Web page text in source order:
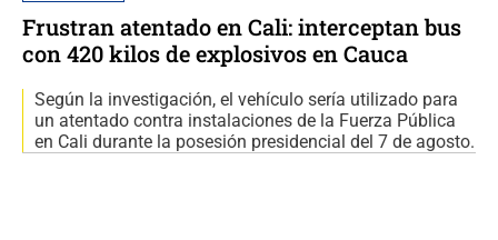
Frustran atentado en Cali: interceptan bus
con 420 kilos de explosivos en Cauca
Según la investigación, el vehículo sería utilizado para
un atentado contra instalaciones de la Fuerza Pública
en Cali durante la posesión presidencial del 7 de agosto.